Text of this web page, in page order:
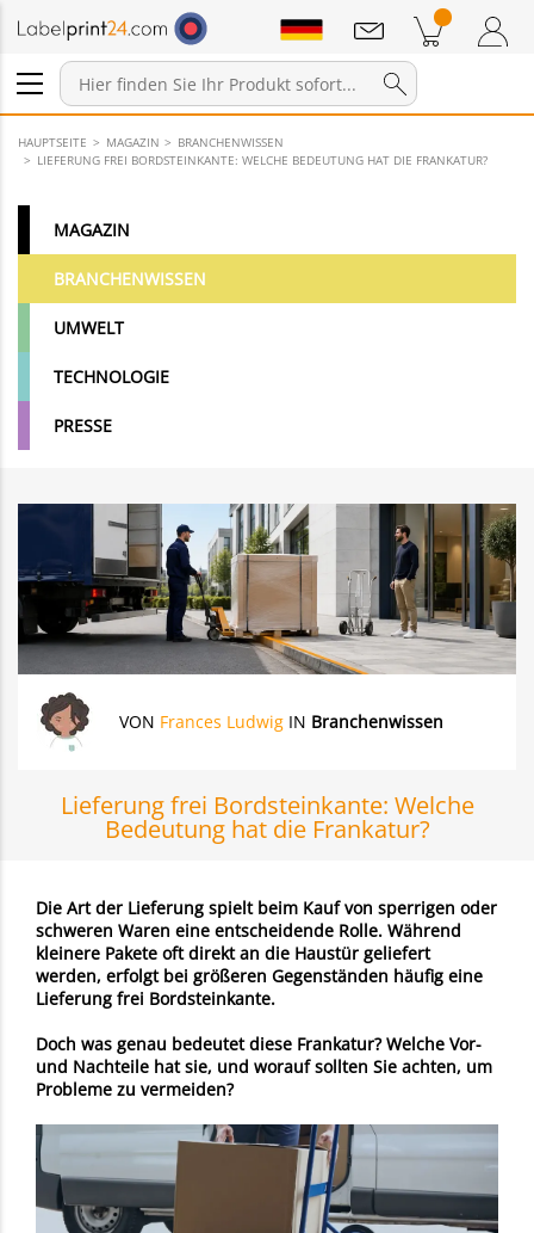
Anmelden / Registrieren
Warenkorb Zum Warenkorb
Mitteilungen
HAUPTSEITE MAGAZIN
BRANCHENWISSEN
LIEFERUNG FREI BORDSTEINKANTE: WELCHE BEDEUTUNG HAT DIE FRANKATUR?
MAGAZIN
BRANCHENWISSEN
UMWELT
TECHNOLOGIE
PRESSE
VON Frances Ludwig IN Branchenwissen
Lieferung frei Bordsteinkante: Welche
Bedeutung hat die Frankatur?
Die Art der Lieferung spielt beim Kauf von sperrigen oder
schweren Waren eine entscheidende Rolle. Während
kleinere Pakete oft direkt an die Haustür geliefert
werden, erfolgt bei größeren Gegenständen häufig eine
Lieferung frei Bordsteinkante.
Doch was genau bedeutet diese Frankatur? Welche Vor-
und Nachteile hat sie, und worauf sollten Sie achten, um
Probleme zu vermeiden?